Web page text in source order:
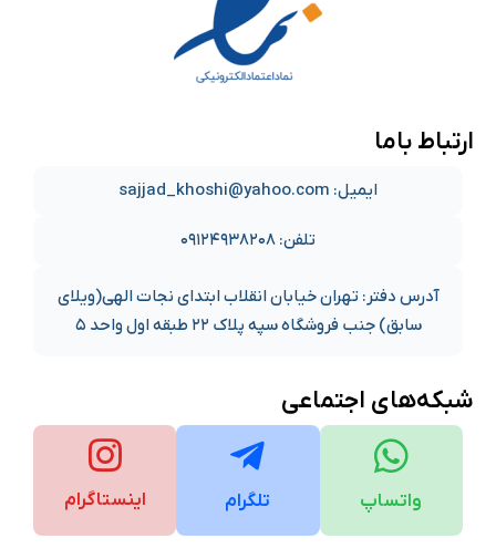
ارتباط باما
ایمیل: sajjad_khoshi@yahoo.com
تلفن: ۰۹۱۲۴۹۳۸۲۰۸
آدرس دفتر: تهران خیابان انقلاب ابتدای نجات الهی(ویلای
سابق) جنب فروشگاه سپه پلاک ۲۲ طبقه اول واحد ۵
شبکه‌های اجتماعی
اینستاگرام تلگرام واتساپ